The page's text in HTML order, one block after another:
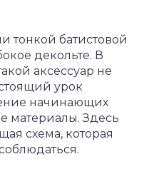
тонкой батистовой
декольте. В
аксессуар не
урок
начинающих
материалы. Здесь
схема, которая